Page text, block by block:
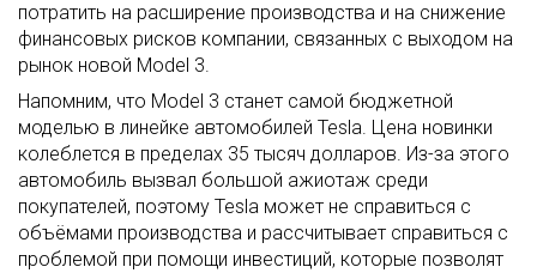
потратить на расширение производства и на снижение
финансовых рисков компании, связанных с выходом на
рынок новой Model 3.
Напомним, что Model 3 станет самой бюджетной
моделью в линейке автомобилей Tesla. Цена новинки
колеблется в пределах 35 тысяч долларов. Из-за этого
автомобиль вызвал большой ажиотаж среди
покупателей, поэтому Tesla может не справиться с
объёмами производства и рассчитывает справиться с
проблемой при помощи инвестиций, которые позволят